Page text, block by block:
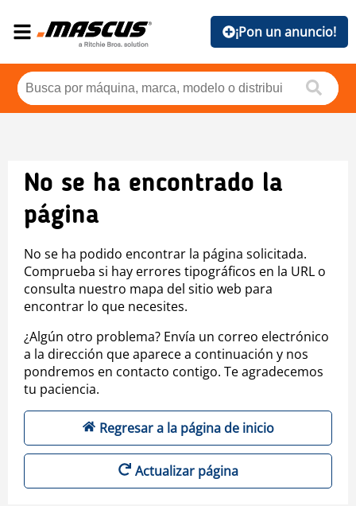
¡Pon un anuncio!
No se ha encontrado la
página
No se ha podido encontrar la página solicitada.
Comprueba si hay errores tipográficos en la URL o
consulta nuestro mapa del sitio web para
encontrar lo que necesites.
¿Algún otro problema? Envía un correo electrónico
a la dirección que aparece a continuación y nos
pondremos en contacto contigo. Te agradecemos
tu paciencia.
Regresar a la página de inicio
Actualizar página